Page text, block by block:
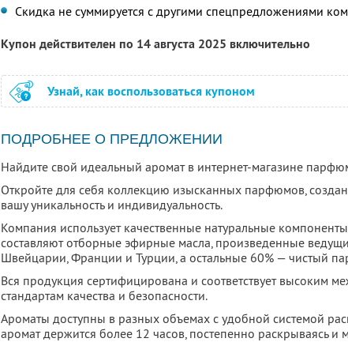
Скидка не суммируется с другими спецпредложениями
Купон действителен по 14 августа 2025 включительно
Узнай, как воспользоваться купоном
ПОДРОБНЕЕ О ПРЕДЛОЖЕНИИ
Найдите свой идеальный аромат в интернет-магазине
Откройте для себя коллекцию изысканных парфюмов,
вашу уникальность и индивидуальность.
Компания использует качественные натуральные
составляют отборные эфирные масла, произведенные
Швейцарии, Франции и Турции, а остальные 60% — чистый
Вся продукция сертифицирована и соответствует высоким
стандартам качества и безопасности.
Ароматы доступны в разных объемах с удобной системой
аромат держится более 12 часов, постепенно раскрываясь и